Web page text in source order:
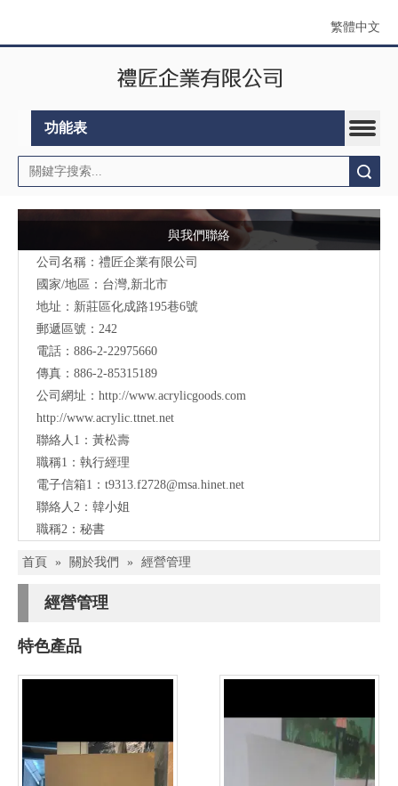
繁體中文
功能表
與我們聯絡
公司名稱：禮匠企業有限公司
國家/地區：台灣,新北市
地址：新莊區化成路195巷6號
郵遞區號：242
電話：886-2-22975660
傳真：886-2-85315189
公司網址： http://www.acrylicgoods.com
http://www.acrylic.ttnet.net
聯絡人1：黃松壽
職稱1：執行經理
電子信箱1： t9313.f2728@msa.hinet.net
聯絡人2：韓小姐
職稱2：秘書
首頁 » 關於我們 » 經營管理
經營管理
特色產品